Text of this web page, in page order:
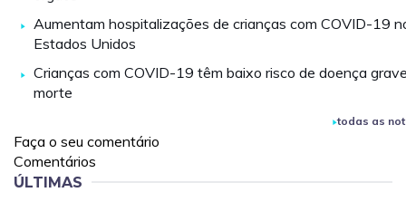
Aumentam hospitalizações de crianças com COVID-19
Estados Unidos
Crianças com COVID-19 têm baixo risco de doença
morte
todas as
Faça o seu comentário
Comentários
ÚLTIMAS